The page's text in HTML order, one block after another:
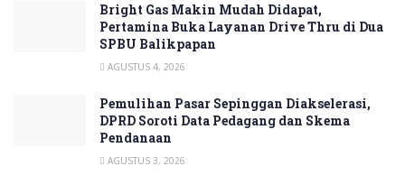
Bright Gas Makin Mudah Didapat,
Pertamina Buka Layanan Drive Thru di Dua
SPBU Balikpapan
AGUSTUS 4, 2026
Pemulihan Pasar Sepinggan Diakselerasi,
DPRD Soroti Data Pedagang dan Skema
Pendanaan
AGUSTUS 3, 2026